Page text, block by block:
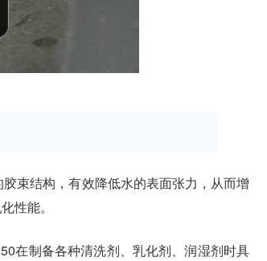
束结构，有效降低水的表面张力，从而增
性能。
在制备各种清洗剂、乳化剂、润湿剂时具